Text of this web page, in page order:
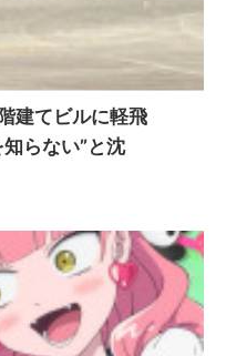
建てビルに軽飛
らない”と沈